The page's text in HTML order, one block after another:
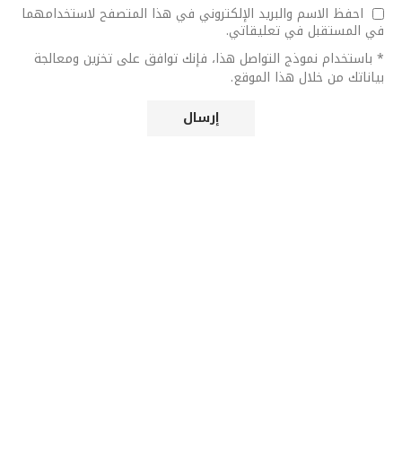
احفظ الاسم والبريد الإلكتروني في هذا المتصفح لاستخدامهما
في المستقبل في تعليقاتي.
* باستخدام نموذج التواصل هذا، فإنك توافق على تخزين ومعالجة
بياناتك من خلال هذا الموقع.